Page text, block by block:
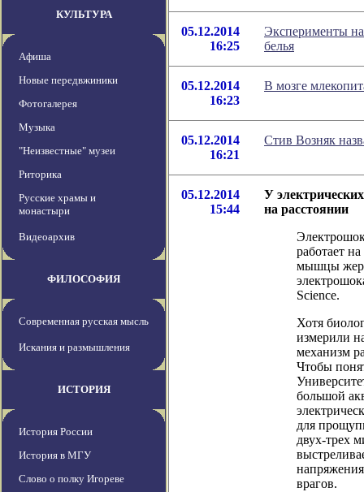
КУЛЬТУРА
Афиша
Новые передвжиники
Фотогалерея
Музыка
"Неизвестные" музеи
Риторика
Русские храмы и
монастыри
Видеоархив
ФИЛОСОФИЯ
Современная русская мысль
Искания и размышления
ИСТОРИЯ
История России
История в МГУ
Слово о полку Игореве
05.12.2014
16:25
Эксперименты
белья
05.12.2014
16:23
В мозге
05.12.2014
16:21
Стив Возняк
05.12.2014
15:44
У
на расстоянии
работает
мышцы
Science.
Хотя
измерили
механизм
Чтобы
большой
для
двух-трех
врагов.